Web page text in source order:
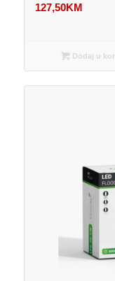
127,50KM
Dodaj u